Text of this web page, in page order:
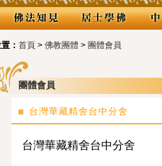
： 首頁 > 佛教團體 > 團體會員
團體會員
台灣華藏精舍台中分舍
台灣華藏精舍台中分舍